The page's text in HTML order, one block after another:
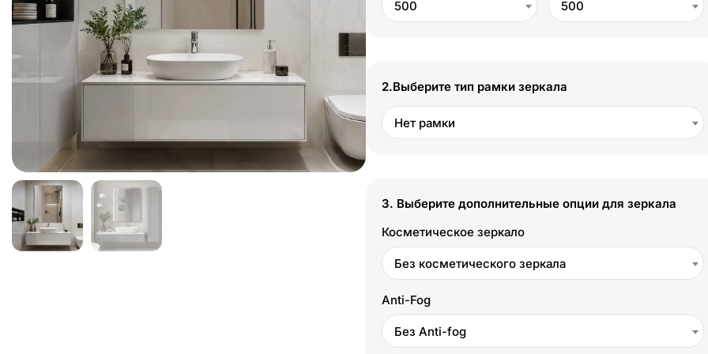
500 500
2.Выберите тип рамки зеркала
Нет рамки
3. Выберите дополнительные опции для зеркала
Косметическое зеркало
Без косметического зеркала
Anti-Fog
Без Anti-fog